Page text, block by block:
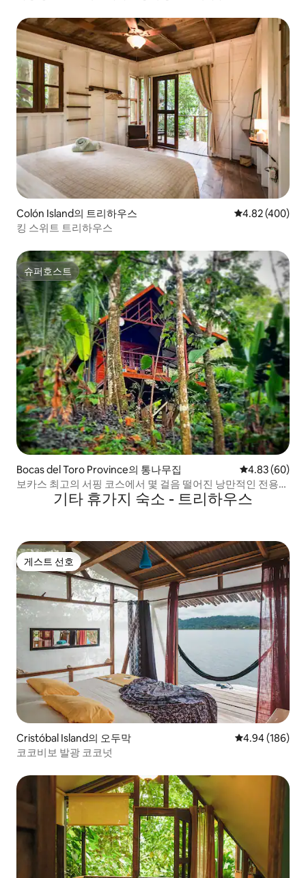
Colón Island의 트리하우스 평점 4.82점(5
4.82 (400)
킹 스위트 트리하우스
슈퍼호스트
슈퍼호스트
Bocas del Toro Province의 통나무집 평점 4.83점(5
4.83 (60)
보카스 최고의 서핑 코스에서 몇 걸음 떨어진 낭만적인 전용
기타 휴가지 숙소 - 트리하우스
게스트 선호
게스트 선호
Cristóbal Island의 오두막 평점 4.94점(5
4.94 (186)
코코비보 발광 코코넛